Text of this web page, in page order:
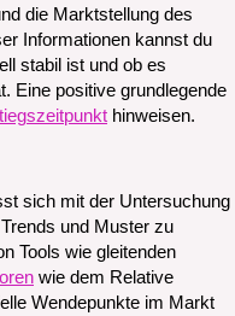
die Marktstellung des
Informationen kannst du
stabil ist und ob es
Eine positive grundlegende
hinweisen.
sich mit der Untersuchung
und Muster zu
Tools wie gleitenden
wie dem Relative
Wendepunkte im Markt